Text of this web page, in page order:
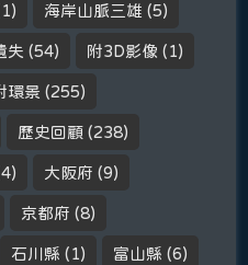
海岸山脈三雄 (5)
失 (54) 附3D影像 (1)
環景 (255)
歷史回顧 (238)
大阪府 (9)
京都府 (8)
石川縣 (1) 富山縣 (6)